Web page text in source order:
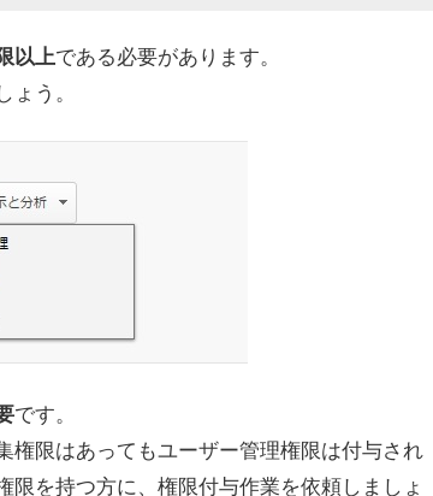
以上である必要があります。
う。
です。
限はあってもユーザー管理権限は付与され
を持つ方に、権限付与作業を依頼しましょ